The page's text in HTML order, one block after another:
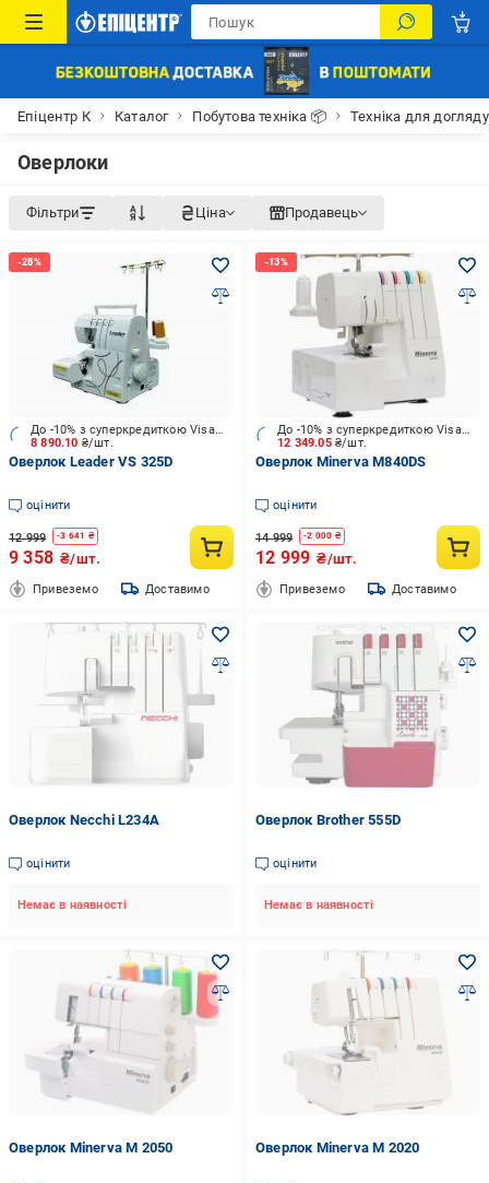
Епіцентр К Каталог Побутова техніка 📦 Техніка для
Оверлоки
Фільтри Ціна Продавець
8 890.10 ₴/шт.
До -10% з суперкредиткою Visa Вигода
Оверлок Leader VS 325D
оцінити
12 999 -3 641 ₴
9 358 ₴/шт.
Привеземо Доставимо
12 349.05 ₴/шт.
До -10% з суперкредиткою Visa Вигода
Оверлок Minerva M840DS
оцінити
14 999 -2 000 ₴
12 999 ₴/шт.
Привеземо Доставимо
Оверлок Necchi L234A
оцінити
Немає в наявності
Оверлок Brother 555D
оцінити
Немає в наявності
Оверлок Minerva M 2050 Оверлок Minerva M 2020